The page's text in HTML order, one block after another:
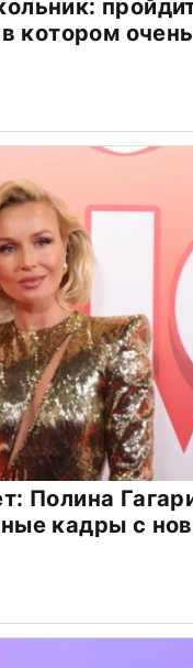
котором очень
Полина
кадры с